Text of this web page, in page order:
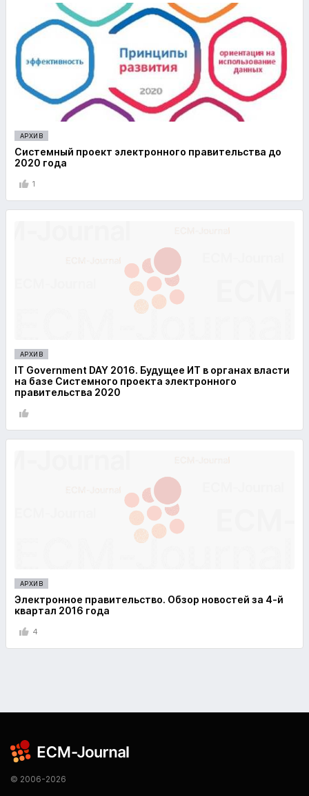
АРХИВ
Системный проект электронного правительства до
2020 года
1
АРХИВ
IT Government DAY 2016. Будущее ИТ в органах власти
на базе Системного проекта электронного
правительства 2020
АРХИВ
Электронное правительство. Обзор новостей за 4-й
квартал 2016 года
4
© 2006-2026